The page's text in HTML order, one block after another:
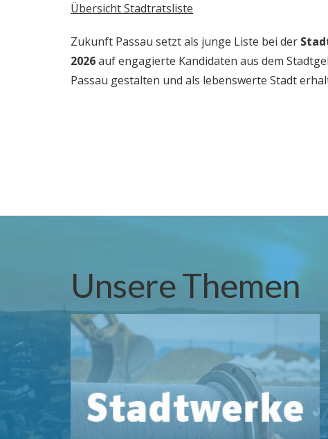
Übersicht Stadtratsliste
Zukunft Passau setzt als junge Liste bei der
2026auf engagierte Kandidaten aus dem
Passau gestalten und als lebenswerte Stadt
Unsere Themen